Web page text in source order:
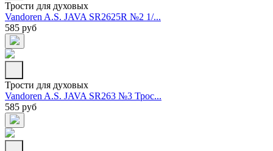
Трости для духовых
Vandoren A.S. JAVA SR2625R №2 1/...
585 руб
Трости для духовых
Vandoren A.S. JAVA SR263 №3 Трос...
585 руб